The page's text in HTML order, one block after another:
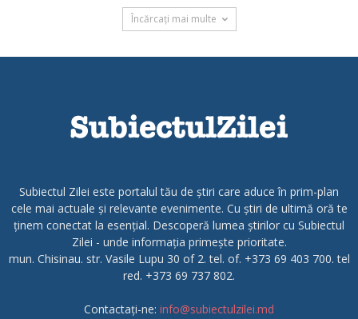
Încărcați mai multe
Subiectul Zilei este portalul tău de știri care aduce în prim-plan
cele mai actuale și relevante evenimente. Cu știri de ultimă oră te
ținem conectat la esențial. Descoperă lumea știrilor cu Subiectul
Zilei - unde informația primește prioritate.
mun. Chisinau. str. Vasile Lupu 30 of 2. tel. of. +373 69 403 700. tel
red. +373 69 737 802.
Contactați-ne: info@subiectulzilei.md